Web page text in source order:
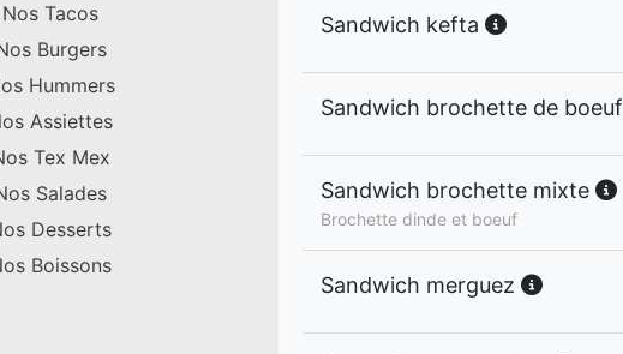
Nos Tacos
Burgers
Hummers
Assiettes
Tex Mex
Salades
Desserts
Boissons
Sandwich kefta
Sandwich brochette de boeuf
Sandwich brochette mixte
Brochette dinde et boeuf
Sandwich merguez